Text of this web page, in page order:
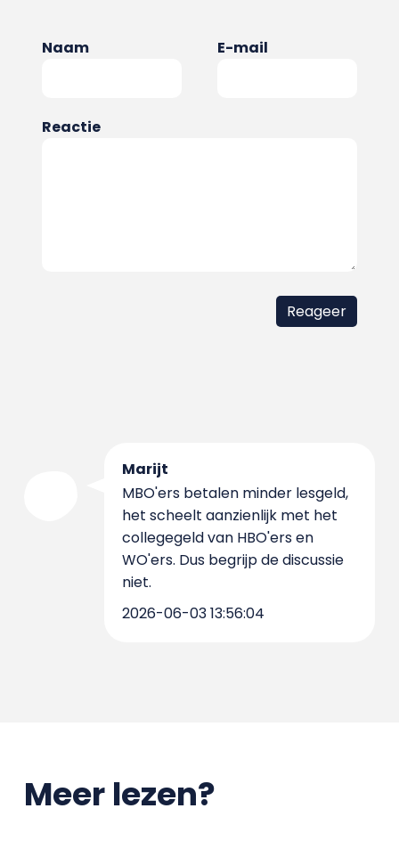
Naam E-mail
Reactie
Marijt
MBO'ers betalen minder lesgeld,
het scheelt aanzienlijk met het
collegegeld van HBO'ers en
WO'ers. Dus begrijp de discussie
niet.
2026-06-03 13:56:04
Meer lezen?